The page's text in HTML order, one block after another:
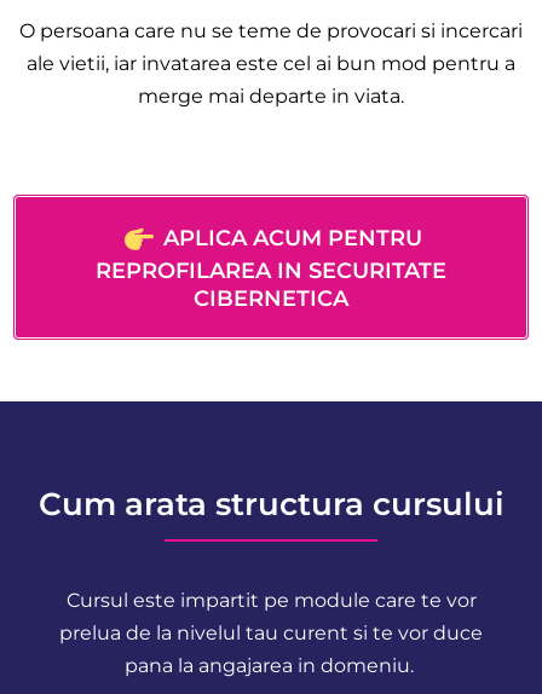
O persoana care nu se teme de provocari si incercari
ale vietii, iar invatarea este cel ai bun mod pentru a
merge mai departe in viata.
APLICA ACUM PENTRU
REPROFILAREA IN SECURITATE
CIBERNETICA
Cum arata structura cursului
Cursul este impartit pe module care te vor
prelua de la nivelul tau curent si te vor duce
pana la angajarea in domeniu.